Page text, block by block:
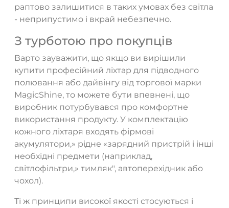
раптово залишитися в таких умовах без світла
- неприпустимо і вкрай небезпечно.
З турботою про покупців
Варто зауважити, що якщо ви вирішили
купити професійний ліхтар для підводного
полювання або дайвінгу від торгової марки
MagicShine, то можете бути впевнені, що
виробник потурбувався про комфортне
використання продукту. У комплектацію
кожного ліхтаря входять фірмові
акумулятори,» рідне «зарядний пристрій і інші
необхідні предмети (наприклад,
світлофільтри,» тимляк", автоперехідник або
чохол).
Ті ж принципи високої якості стосуються і